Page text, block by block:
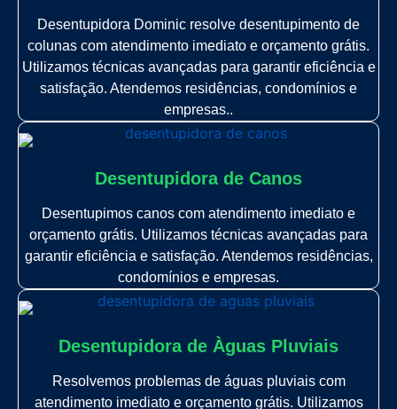
Desentupidora Dominic resolve desentupimento de
colunas com atendimento imediato e orçamento grátis.
Utilizamos técnicas avançadas para garantir eficiência e
satisfação. Atendemos residências, condomínios e
empresas..
Desentupidora de Canos
Desentupimos canos com atendimento imediato e
orçamento grátis. Utilizamos técnicas avançadas para
garantir eficiência e satisfação. Atendemos residências,
condomínios e empresas.
Desentupidora de Àguas Pluviais
Resolvemos problemas de águas pluviais com
atendimento imediato e orçamento grátis. Utilizamos